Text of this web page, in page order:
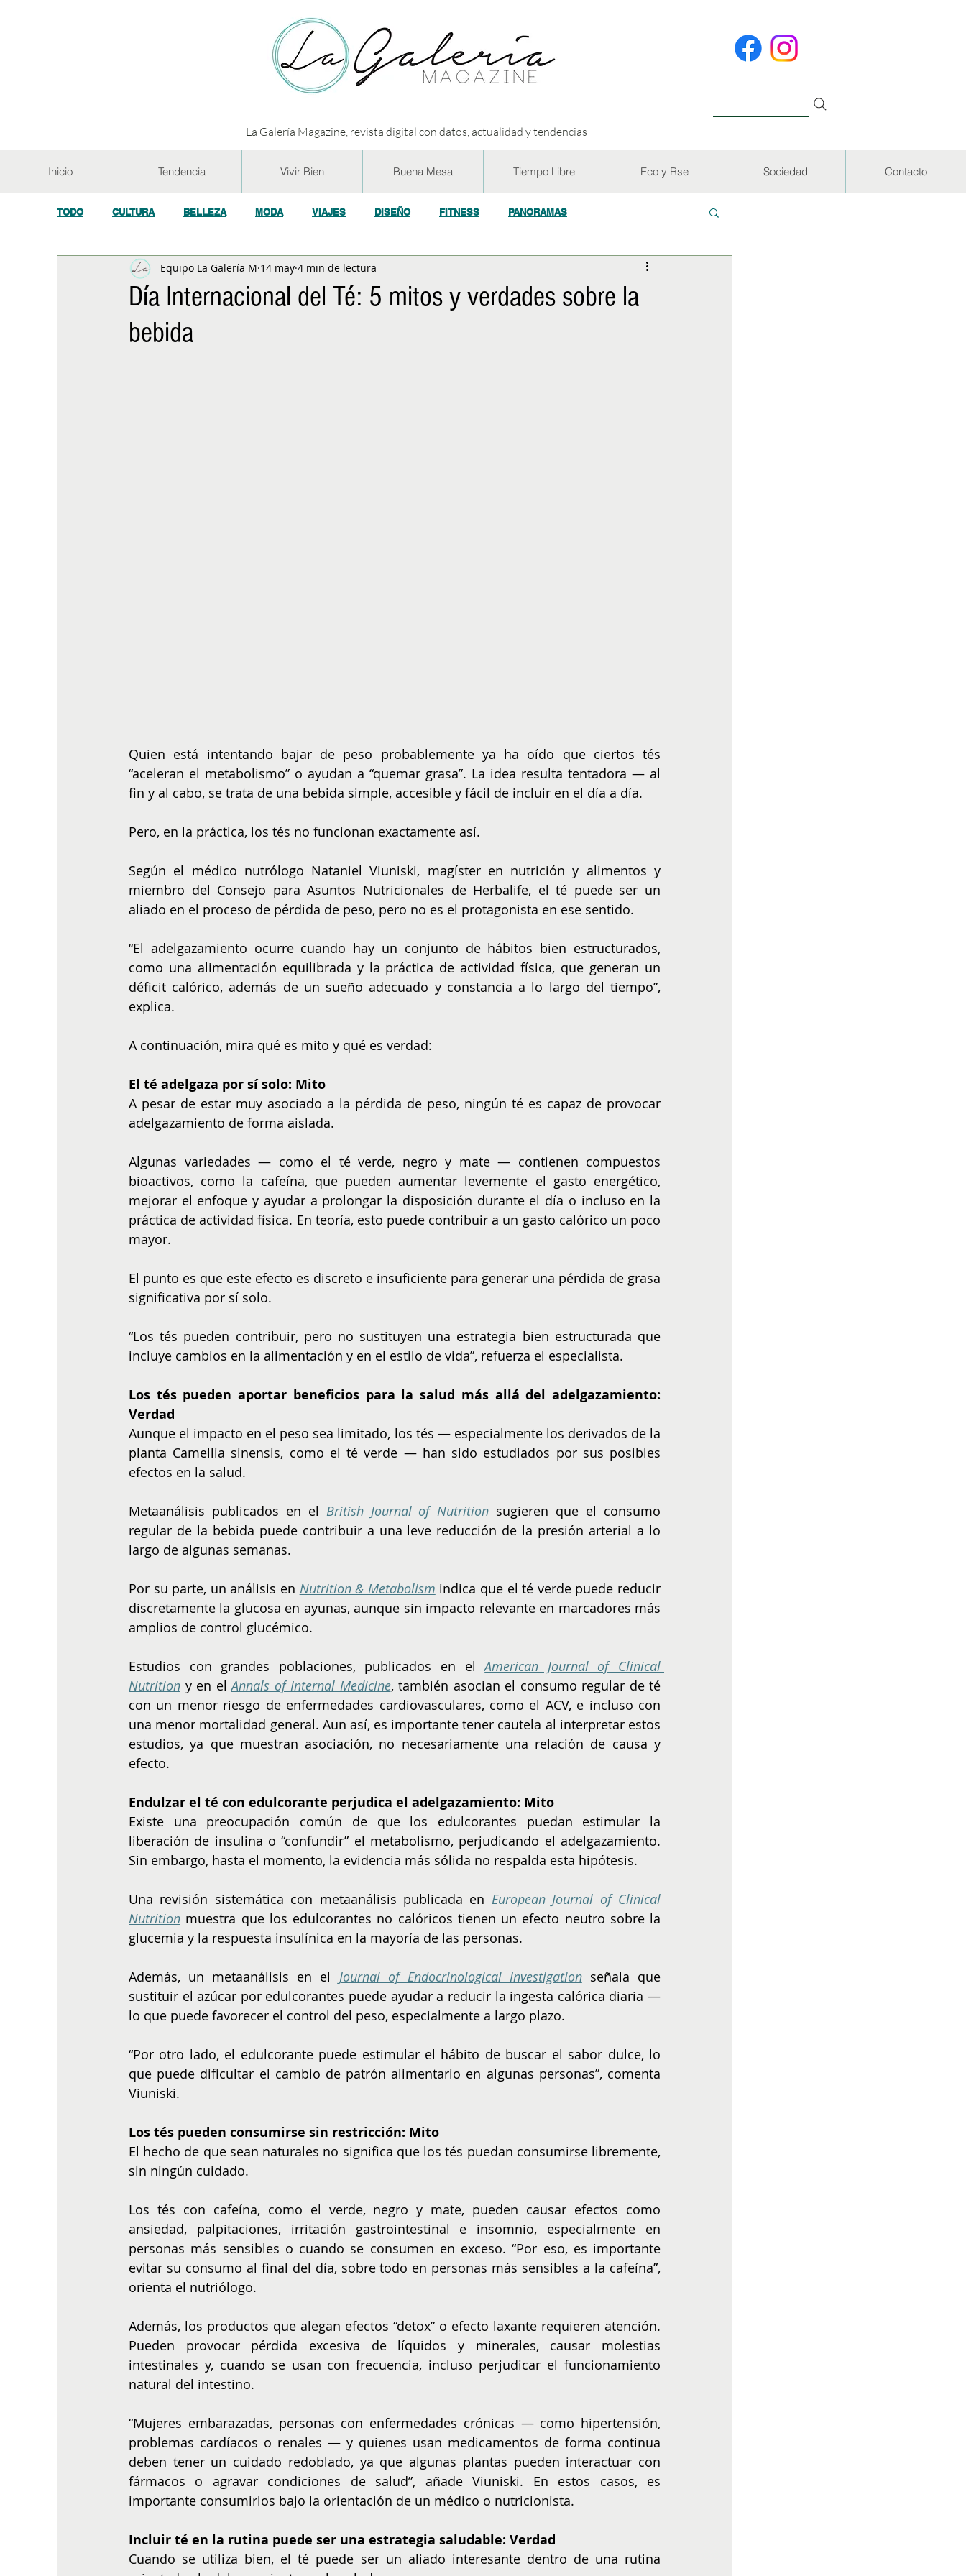
La Galería Magazine, revista digital con datos, actualidad y tendencias
Inicio Tendencia Vivir Bien Buena Mesa Tiempo Libre Eco y Rse Sociedad Contacto
TODO CULTURA BELLEZA MODA VIAJES DISEÑO FITNESS PANORAMAS
GASTRONOMÍA Y VINOS SALUD TECNOLOGÍA ECO y RSE ENTREVISTAS
ALIMENTACIÓN COLUMNA
Día Internacional del Té: 5 mitos y verdades sobre la
bebida
Equipo La Galería M 14 may 4 min de lectura
Quien está intentando bajar de peso probablemente ya ha oído que ciertos tés
“aceleran el metabolismo” o ayudan a “quemar grasa”. La idea resulta tentadora — al
fin y al cabo, se trata de una bebida simple, accesible y fácil de incluir en el día a día.
Pero, en la práctica, los tés no funcionan exactamente así.
Según el médico nutrólogo Nataniel Viuniski, magíster en nutrición y alimentos y
miembro del Consejo para Asuntos Nutricionales de Herbalife, el té puede ser un
aliado en el proceso de pérdida de peso, pero no es el protagonista en ese sentido.
“El adelgazamiento ocurre cuando hay un conjunto de hábitos bien estructurados,
como una alimentación equilibrada y la práctica de actividad física, que generan un
déficit calórico, además de un sueño adecuado y constancia a lo largo del tiempo”,
explica.
A continuación, mira qué es mito y qué es verdad:
El té adelgaza por sí solo: Mito
A pesar de estar muy asociado a la pérdida de peso, ningún té es capaz de provocar
adelgazamiento de forma aislada.
Algunas variedades — como el té verde, negro y mate — contienen compuestos
bioactivos, como la cafeína, que pueden aumentar levemente el gasto energético,
mejorar el enfoque y ayudar a prolongar la disposición durante el día o incluso en la
práctica de actividad física. En teoría, esto puede contribuir a un gasto calórico un poco
mayor.
El punto es que este efecto es discreto e insuficiente para generar una pérdida de grasa
significativa por sí solo.
“Los tés pueden contribuir, pero no sustituyen una estrategia bien estructurada que
incluye cambios en la alimentación y en el estilo de vida”, refuerza el especialista.
Los tés pueden aportar beneficios para la salud más allá del adelgazamiento:
Verdad
Aunque el impacto en el peso sea limitado, los tés — especialmente los derivados de la
planta Camellia sinensis, como el té verde — han sido estudiados por sus posibles
efectos en la salud.
Metaanálisis publicados en el British Journal of Nutrition sugieren que el consumo
regular de la bebida puede contribuir a una leve reducción de la presión arterial a lo
largo de algunas semanas.
Por su parte, un análisis en Nutrition & Metabolism indica que el té verde puede reducir
discretamente la glucosa en ayunas, aunque sin impacto relevante en marcadores más
amplios de control glucémico.
Estudios con grandes poblaciones, publicados en el American Journal of Clinical
Nutrition y en el Annals of Internal Medicine, también asocian el consumo regular de té
con un menor riesgo de enfermedades cardiovasculares, como el ACV, e incluso con
una menor mortalidad general. Aun así, es importante tener cautela al interpretar estos
estudios, ya que muestran asociación, no necesariamente una relación de causa y
efecto.
Endulzar el té con edulcorante perjudica el adelgazamiento: Mito
Existe una preocupación común de que los edulcorantes puedan estimular la
liberación de insulina o “confundir” el metabolismo, perjudicando el adelgazamiento.
Sin embargo, hasta el momento, la evidencia más sólida no respalda esta hipótesis.
Una revisión sistemática con metaanálisis publicada en European Journal of Clinical
Nutrition muestra que los edulcorantes no calóricos tienen un efecto neutro sobre la
glucemia y la respuesta insulínica en la mayoría de las personas.
Además, un metaanálisis en el Journal of Endocrinological Investigation señala que
sustituir el azúcar por edulcorantes puede ayudar a reducir la ingesta calórica diaria —
lo que puede favorecer el control del peso, especialmente a largo plazo.
“Por otro lado, el edulcorante puede estimular el hábito de buscar el sabor dulce, lo
que puede dificultar el cambio de patrón alimentario en algunas personas”, comenta
Viuniski.
Los tés pueden consumirse sin restricción: Mito
El hecho de que sean naturales no significa que los tés puedan consumirse libremente,
sin ningún cuidado.
Los tés con cafeína, como el verde, negro y mate, pueden causar efectos como
ansiedad, palpitaciones, irritación gastrointestinal e insomnio, especialmente en
personas más sensibles o cuando se consumen en exceso. “Por eso, es importante
evitar su consumo al final del día, sobre todo en personas más sensibles a la cafeína”,
orienta el nutriólogo.
Además, los productos que alegan efectos “detox” o efecto laxante requieren atención.
Pueden provocar pérdida excesiva de líquidos y minerales, causar molestias
intestinales y, cuando se usan con frecuencia, incluso perjudicar el funcionamiento
natural del intestino.
“Mujeres embarazadas, personas con enfermedades crónicas — como hipertensión,
problemas cardíacos o renales — y quienes usan medicamentos de forma continua
deben tener un cuidado redoblado, ya que algunas plantas pueden interactuar con
fármacos o agravar condiciones de salud”, añade Viuniski. En estos casos, es
importante consumirlos bajo la orientación de un médico o nutricionista.
Incluir té en la rutina puede ser una estrategia saludable: Verdad
Cuando se utiliza bien, el té puede ser un aliado interesante dentro de una rutina